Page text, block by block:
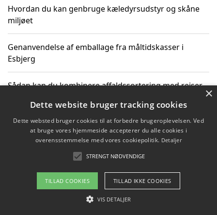
Hvordan du kan genbruge kæledyrsudstyr og skåne
miljøet
Genanvendelse af emballage fra måltidskasser i
Esbjerg
Sådan kan du kombinere affaldssortering med rejser
Hvordan affaldssortering kan bidrage til co2 reduktion
Om / kontakt
Blog Betingelser
×
Dette website bruger tracking cookies
Dette websted bruger cookies til at forbedre brugeroplevelsen. Ved
at bruge vores hjemmeside accepterer du alle cookies i
overensstemmelse med vores cookiepolitik. Detaljer
STRENGT NØDVENDIGE
TILLAD COOKIES TILLAD IKKE COOKIES
VIS DETALJER